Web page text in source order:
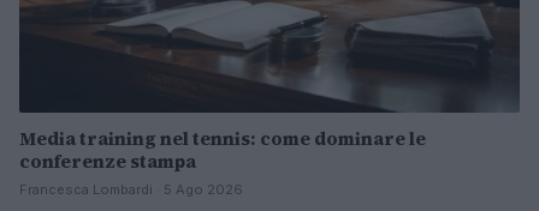
Media training nel tennis: come dominare le
conferenze stampa
Francesca Lombardi · 5 Ago 2026